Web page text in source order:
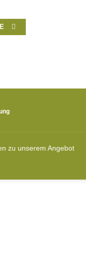
zu unserem Angebot